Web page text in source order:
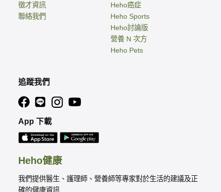
Heho健康
我們提供醫生、護理師、營養師等專家對於生活的建議及正
確的健康資訊
徵才資訊
聯絡我們
Heho癌症
Heho Sports
Heho討論版
營養 N 次方
Heho Pets
追蹤我們
App 下載